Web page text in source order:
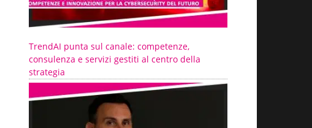
TrendAI punta sul canale: competenze,
consulenza e servizi gestiti al centro della
strategia